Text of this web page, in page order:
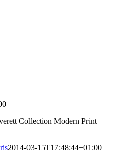
Collection Modern Print
2014-03-15T17:48:44+01:00